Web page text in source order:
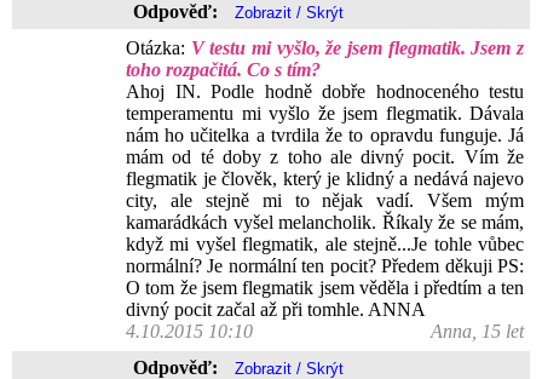
Odpověď:
Otázka: V testu mi vyšlo, že jsem flegmatik. Jsem z
toho rozpačitá. Co s tím?
Ahoj IN. Podle hodně dobře hodnoceného testu
temperamentu mi vyšlo že jsem flegmatik. Dávala
nám ho učitelka a tvrdila že to opravdu funguje. Já
mám od té doby z toho ale divný pocit. Vím že
flegmatik je člověk, který je klidný a nedává najevo
city, ale stejně mi to nějak vadí. Všem mým
kamarádkách vyšel melancholik. Říkaly že se mám,
když mi vyšel flegmatik, ale stejně...Je tohle vůbec
normální? Je normální ten pocit? Předem děkuji PS:
O tom že jsem flegmatik jsem věděla i předtím a ten
divný pocit začal až při tomhle. ANNA
4.10.2015 10:10
Anna, 15 let
Odpověď: